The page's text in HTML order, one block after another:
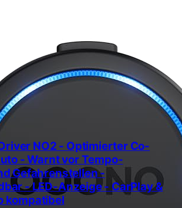
NO2 - Optimierter Co-
- Warnt vor Tempo-
Gefahrenstellen -
- LED-Anzeige - CarPlay &
kompatibel